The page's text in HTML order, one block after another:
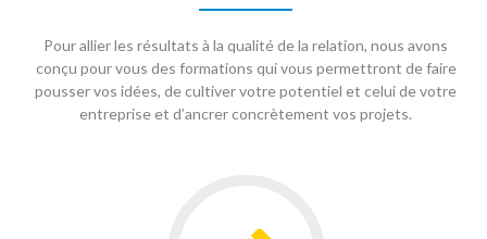
Pour allier les résultats à la qualité de la relation, nous avons
conçu pour vous des formations qui vous permettront de faire
pousser vos idées, de cultiver votre potentiel et celui de votre
entreprise et d’ancrer concrètement vos projets.